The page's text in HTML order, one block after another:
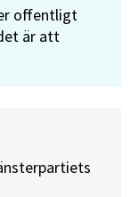
offentligt
är att